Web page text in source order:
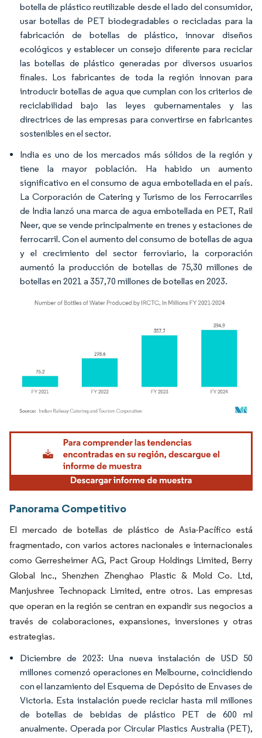
botella de plástico reutilizable desde el lado del consumidor,
usar botellas de PET biodegradables o recicladas para la
fabricación de botellas de plástico, innovar diseños
ecológicos y establecer un consejo diferente para reciclar
las botellas de plástico generadas por diversos usuarios
finales. Los fabricantes de toda la región innovan para
introducir botellas de agua que cumplan con los criterios de
reciclabilidad bajo las leyes gubernamentales y las
directrices de las empresas para convertirse en fabricantes
sostenibles en el sector.
India es uno de los mercados más sólidos de la región y
tiene la mayor población. Ha habido un aumento
significativo en el consumo de agua embotellada en el país.
La Corporación de Catering y Turismo de los Ferrocarriles
de India lanzó una marca de agua embotellada en PET, Rail
Neer, que se vende principalmente en trenes y estaciones de
ferrocarril. Con el aumento del consumo de botellas de agua
y el crecimiento del sector ferroviario, la corporación
aumentó la producción de botellas de 75,30 millones de
botellas en 2021 a 357,70 millones de botellas en 2023.
Imagen © Mordor Intelligence. El uso requiere atribución según CC BY 4.0.
Panorama Competitivo
El mercado de botellas de plástico de Asia-Pacífico está
fragmentado, con varios actores nacionales e internacionales
como Gerresheimer AG, Pact Group Holdings Limited, Berry
Global Inc., Shenzhen Zhenghao Plastic & Mold Co. Ltd,
Manjushree Technopack Limited, entre otros. Las empresas
que operan en la región se centran en expandir sus negocios a
través de colaboraciones, expansiones, inversiones y otras
estrategias.
Diciembre de 2023: Una nueva instalación de USD 50
millones comenzó operaciones en Melbourne, coincidiendo
con el lanzamiento del Esquema de Depósito de Envases de
Victoria. Esta instalación puede reciclar hasta mil millones
de botellas de bebidas de plástico PET de 600 ml
anualmente. Operada por Circular Plastics Australia (PET),